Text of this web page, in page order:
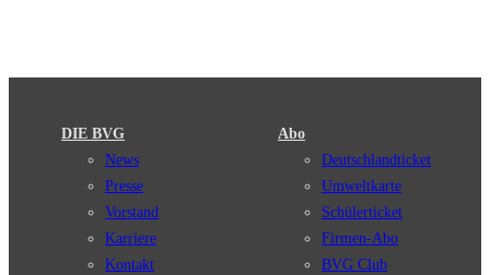
DIE BVG
News
Presse
Vorstand
Karriere
Kontakt
Abo
Deutschlandticket
Umweltkarte
Schülerticket
Firmen-Abo
BVG Club